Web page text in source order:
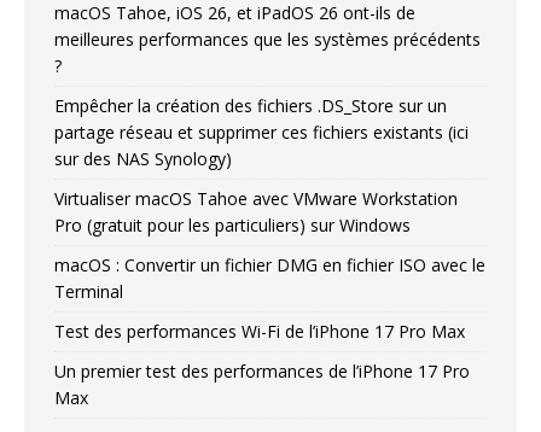
macOS Tahoe, iOS 26, et iPadOS 26 ont-ils de
meilleures performances que les systèmes précédents
?
Empêcher la création des fichiers .DS_Store sur un
partage réseau et supprimer ces fichiers existants (ici
sur des NAS Synology)
Virtualiser macOS Tahoe avec VMware Workstation
Pro (gratuit pour les particuliers) sur Windows
macOS : Convertir un fichier DMG en fichier ISO avec le
Terminal
Test des performances Wi-Fi de l’iPhone 17 Pro Max
Un premier test des performances de l’iPhone 17 Pro
Max